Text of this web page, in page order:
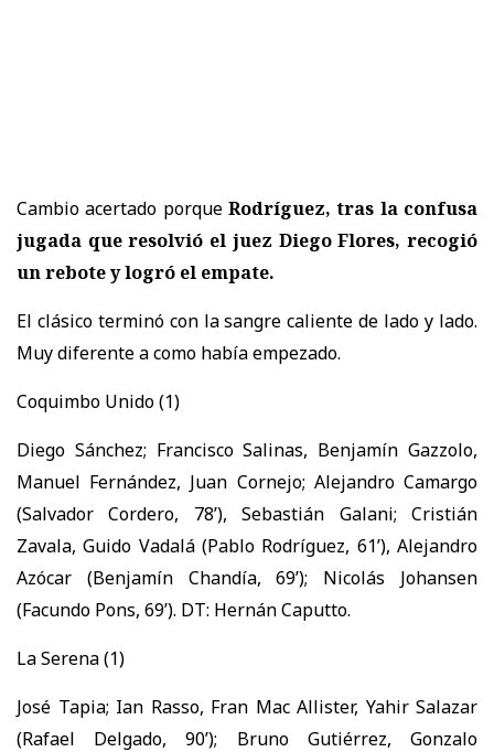
Cambio acertado porque Rodríguez, tras la confusa
jugada que resolvió el juez Diego Flores, recogió
un rebote y logró el empate.
El clásico terminó con la sangre caliente de lado y lado.
Muy diferente a como había empezado.
Coquimbo Unido (1)
Diego Sánchez; Francisco Salinas, Benjamín Gazzolo,
Manuel Fernández, Juan Cornejo; Alejandro Camargo
(Salvador Cordero, 78’), Sebastián Galani; Cristián
Zavala, Guido Vadalá (Pablo Rodríguez, 61’), Alejandro
Azócar (Benjamín Chandía, 69’); Nicolás Johansen
(Facundo Pons, 69’). DT: Hernán Caputto.
La Serena (1)
José Tapia; Ian Rasso, Fran Mac Allister, Yahir Salazar
(Rafael Delgado, 90’); Bruno Gutiérrez, Gonzalo